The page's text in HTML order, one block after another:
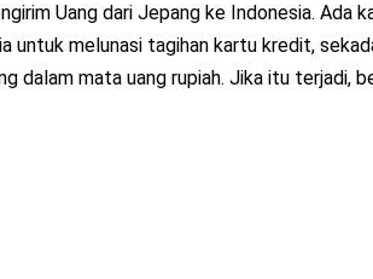
Uang dari Jepang ke Indonesia. Ada
untuk melunasi tagihan kartu kredit,
dalam mata uang rupiah. Jika itu terjadi,